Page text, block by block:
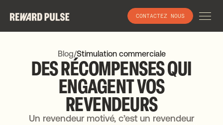
CONTACTEZ NOUS
Blog/Stimulation commerciale
DESRÉCOMPENSESQUI
ENGAGENTVOS
REVENDEURS
Un revendeur motivé, c’est un revendeur